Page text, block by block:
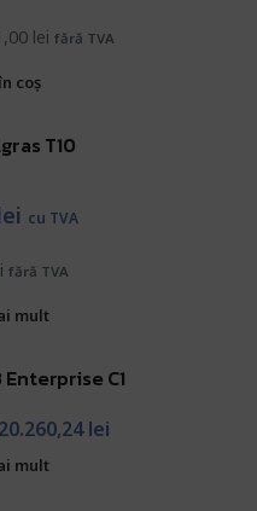
lei fără TVA
coș
T10
fără TVA
cu TVA
mult
Enterprise C1
20.260,24lei
mult